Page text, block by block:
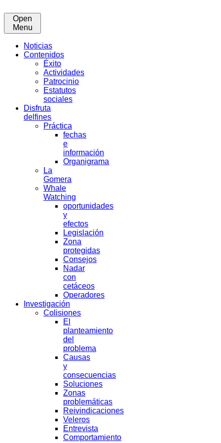
Open
Menu
Noticias
Contenidos
Éxito
Actividades
Patrocinio
Estatutos
sociales
Disfruta
delfines
Práctica
fechas
e
información
Organigrama
La
Gomera
Whale
Watching
oportunidades
y
efectos
Legislación
Zona
protegidas
Consejos
Nadar
con
cetáceos
Operadores
Investigación
Colisiones
El
planteamiento
del
problema
Causas
y
consecuencias
Soluciones
Zonas
problemáticas
Reivindicaciones
Veleros
Entrevista
Comportamiento